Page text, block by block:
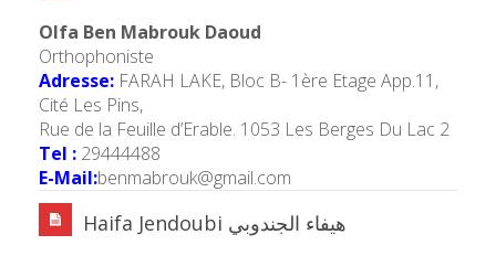
Olfa Ben Mabrouk Daoud
Orthophoniste
Adresse: FARAH LAKE, Bloc B- 1ère Etage App.11,
Cité Les Pins,
Rue de la Feuille d’Erable. 1053 Les Berges Du Lac 2
Tel : 29444488
E-Mail:benmabrouk@gmail.com
Haifa Jendoubi هيفاء الجندوبي